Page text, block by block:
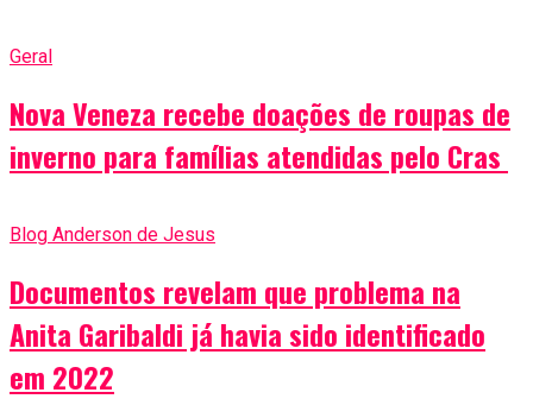
Geral
Nova Veneza recebe doações de roupas de
inverno para famílias atendidas pelo Cras
Blog Anderson de Jesus
Documentos revelam que problema na
Anita Garibaldi já havia sido identificado
em 2022